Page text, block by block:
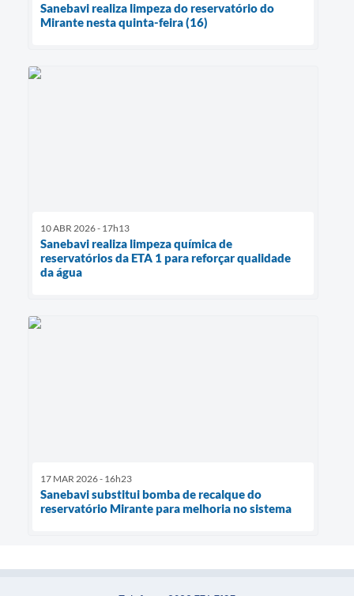
Sanebavi realiza limpeza do reservatório do
Mirante nesta quinta-feira (16)
10 ABR 2026 - 17h13
Sanebavi realiza limpeza química de
reservatórios da ETA 1 para reforçar qualidade
da água
17 MAR 2026 - 16h23
Sanebavi substitui bomba de recalque do
reservatório Mirante para melhoria no sistema